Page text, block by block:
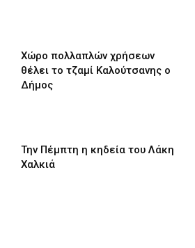
Χώρο πολλαπλών χρήσεων
θέλει το τζαμί Καλούτσανης ο
Δήμος
Την Πέμπτη η κηδεία του Λάκη
Χαλκιά